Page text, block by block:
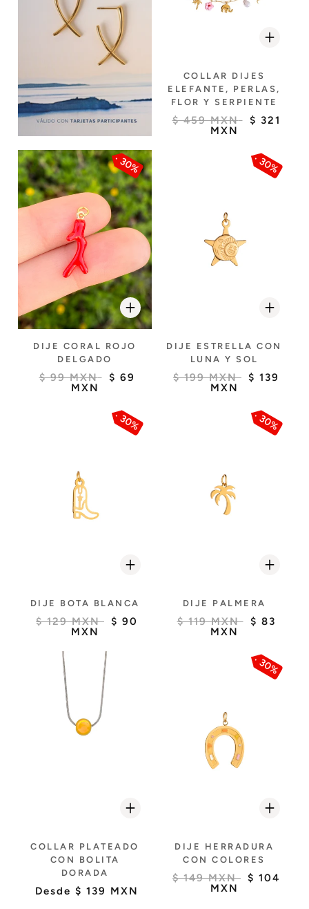
COLLAR DIJES
ELEFANTE, PERLAS,
FLOR Y SERPIENTE
$ 459 MXN
$ 321
MXN
30%
DIJE CORAL ROJO
DELGADO
$ 99 MXN
$ 69
MXN
30%
DIJE ESTRELLA CON
LUNA Y SOL
$ 199 MXN
$ 139
MXN
30%
DIJE BOTA BLANCA
$ 129 MXN
$ 90
MXN
30%
DIJE PALMERA
$ 119 MXN
$ 83
MXN
COLLAR PLATEADO
CON BOLITA
DORADA
Desde $ 139 MXN
30%
DIJE HERRADURA
CON COLORES
$ 149 MXN
$ 104
MXN